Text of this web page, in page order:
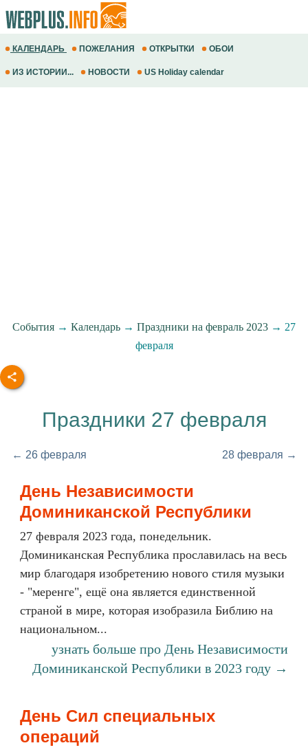
КАЛЕНДАРЬ ПОЖЕЛАНИЯ ОТКРЫТКИ ОБОИ
ИЗ ИСТОРИИ... НОВОСТИ US Holiday calendar
События → Календарь → Праздники на февраль 2023 → 27
февраля
Праздники 27 февраля
← 26 февраля 28 февраля →
День Независимости
Доминиканской Республики
27 февраля 2023 года, понедельник.
Доминиканская Республика прославилась на весь
мир благодаря изобретению нового стиля музыки
- "меренге", ещё она является единственной
страной в мире, которая изобразила Библию на
национальном...
узнать больше про День Независимости
Доминиканской Республики в 2023 году →
День Сил специальных
операций